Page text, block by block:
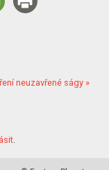
neuzavřené ságy »